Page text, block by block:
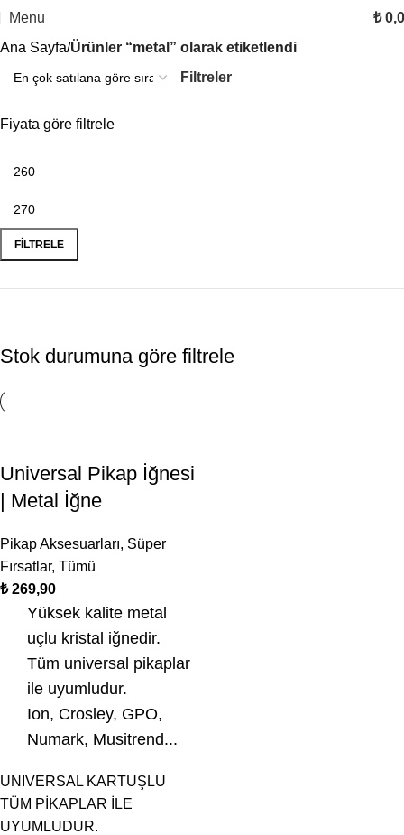
Menu ₺
Ana Sayfa Ürünler “metal” olarak etiketlendi
Filtreler
Fiyata göre filtrele
FILTRELE
Stok durumuna göre filtrele
Universal Pikap İğnesi
| Metal İğne
Pikap Aksesuarları, Süper
Fırsatlar, Tümü
₺269,90
Yüksek kalite metal
uçlu kristal iğnedir.
Tüm universal pikaplar
ile uyumludur.
Ion, Crosley, GPO,
Numark, Musitrend...
UNIVERSAL KARTUŞLU
TÜM PİKAPLAR İLE
UYUMLUDUR.